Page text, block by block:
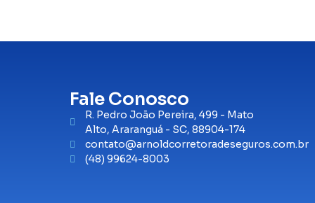
Fale Conosco
R. Pedro João Pereira, 499 - Mato
Alto, Araranguá - SC, 88904-174
contato@arnoldcorretoradeseguros.com.br
(48) 99624-8003